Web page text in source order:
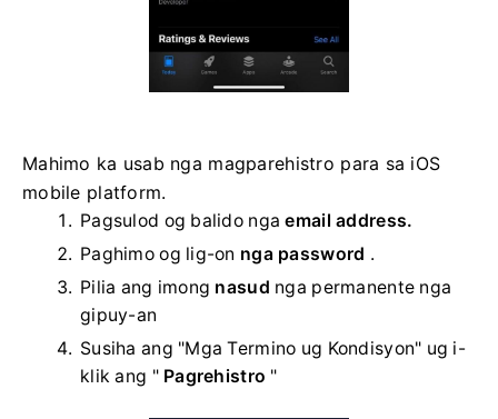
Mahimo ka usab nga magparehistro para sa iOS
mobile platform.
Pagsulod og balido ngaemail address.
Paghimo og lig-on nga password .
Pilia ang imong nasud nga permanente nga
gipuy-an
Susiha ang "Mga Termino ug Kondisyon" ug i-
klik ang " Pagrehistro "